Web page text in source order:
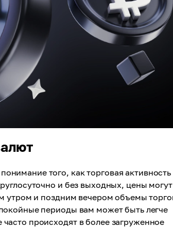
того, как торговая активность
и без выходных, цены могут
утром и поздним вечером объемы
периоды вам может быть легче
происходят в более загруженное